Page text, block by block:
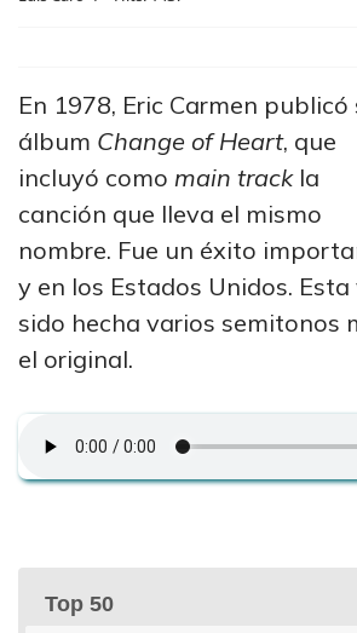
En 1978, Eric Carmen publicó
álbum Change of Heart, que
incluyó como main trackla
canción que lleva el mismo
nombre. Fue un éxito
y en los Estados Unidos.
sido hecha varios semitonos
el original.
Top 50